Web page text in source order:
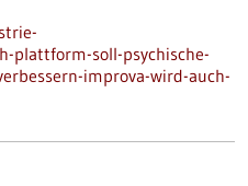
soll-psychische-
improva-wird-auch-